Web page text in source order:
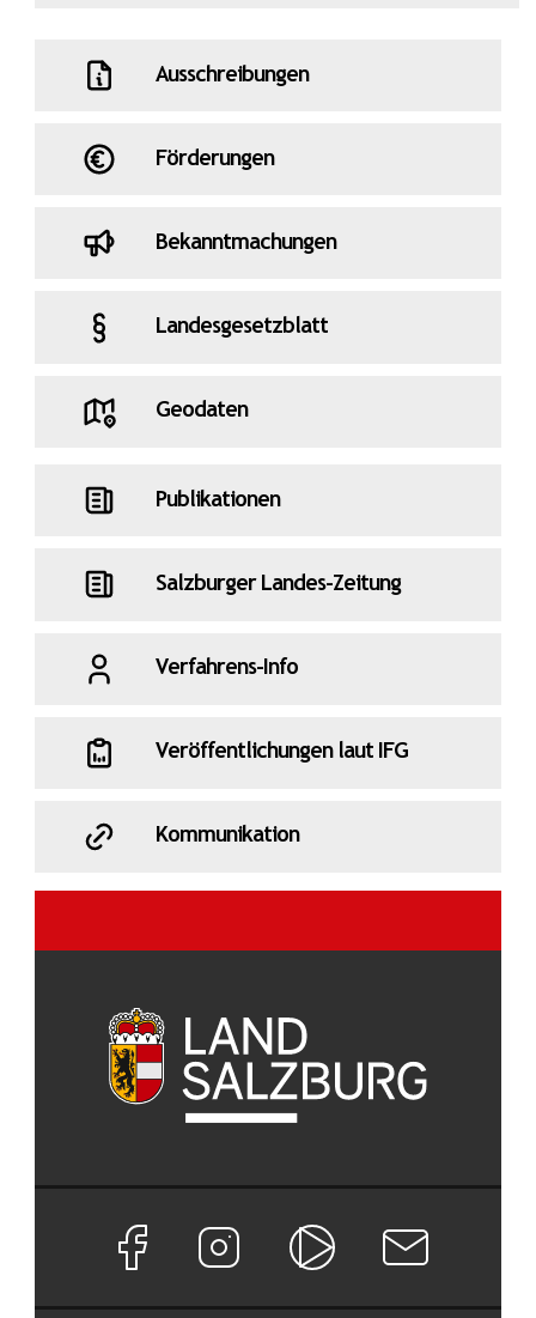
Ausschreibungen
Förderungen
Bekanntmachungen
Landesgesetzblatt
Geodaten
Publikationen
Salzburger Landes-Zeitung
Verfahrens-Info
Veröffentlichungen laut IFG
Kommunikation
Facebook Seite von Land Salzburg
Instagram Seite von Land Salzburg
Salzburg ONNewsletter